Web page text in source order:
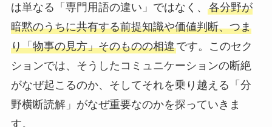
は単なる「専門用語の違い」ではなく、 各分野が
暗黙のうちに共有する前提知識や価値判断、つま
り「物事の見方」そのものの相違です。このセク
ションでは、そうしたコミュニケーションの断絶
がなぜ起こるのか、そしてそれを乗り越える「分
野横断読解」がなぜ重要なのかを探っていきま
す。